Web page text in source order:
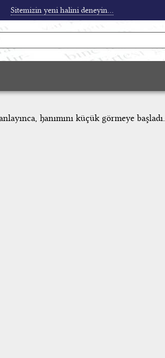
Sitemizin yeni halini deneyin...
hanımını küçük görmeye başladı.